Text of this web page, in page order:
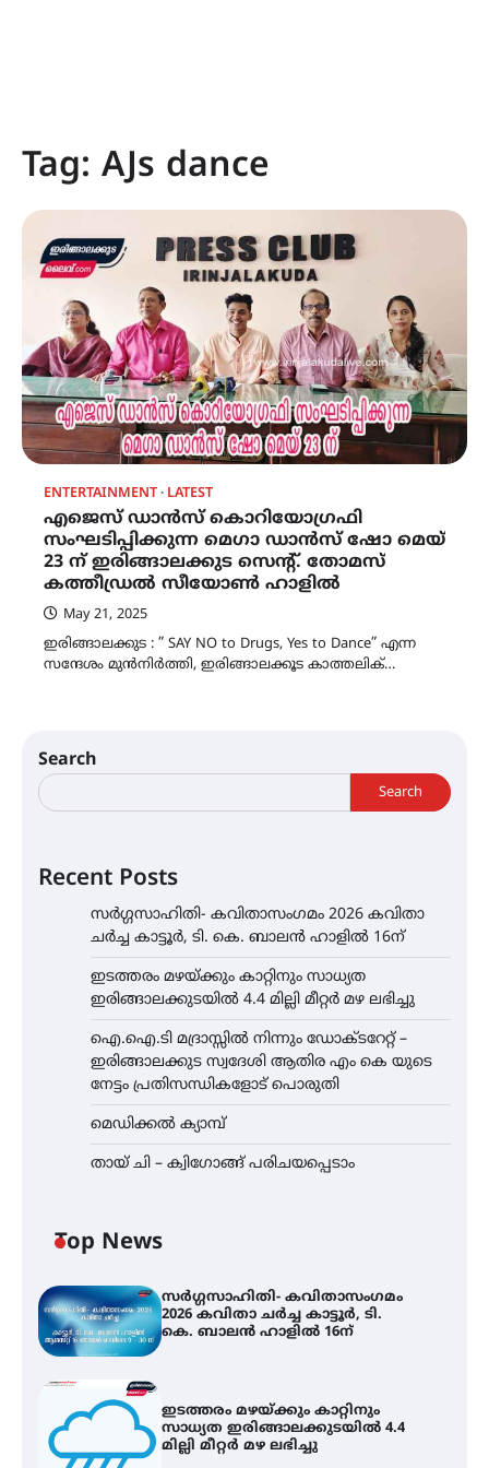
Tag: AJs dance
ENTERTAINMENT LATEST
എജെസ് ഡാൻസ് കൊറിയോഗ്രഫി
സംഘടിപ്പിക്കുന്ന മെഗാ ഡാൻസ് ഷോ മെയ്
23 ന് ഇരിങ്ങാലക്കുട സെന്റ്. തോമസ്
കത്തീഡ്രൽ സീയോൺ ഹാളിൽ
May 21, 2025
ഇരിങ്ങാലക്കുട : ” SAY NO to Drugs, Yes to Dance” എന്ന
സന്ദേശം മുൻനിർത്തി, ഇരിങ്ങാലക്കൂട കാത്തലിക്…
Search
Search
Recent Posts
സർഗ്ഗസാഹിതി- കവിതാസംഗമം 2026 കവിതാ
ചർച്ച കാട്ടൂർ, ടി. കെ. ബാലൻ ഹാളിൽ 16ന്
ഇടത്തരം മഴയ്ക്കും കാറ്റിനും സാധ്യത
ഇരിങ്ങാലക്കുടയിൽ 4.4 മില്ലി മീറ്റർ മഴ ലഭിച്ചു
ഐ.ഐ.ടി മദ്രാസ്സിൽ നിന്നും ഡോക്ടറേറ്റ് –
ഇരിങ്ങാലക്കുട സ്വദേശി ആതിര എം കെ യുടെ
നേട്ടം പ്രതിസന്ധികളോട് പൊരുതി
മെഡിക്കൽ ക്യാമ്പ്
തായ് ചി – ക്വിഗോങ്ങ് പരിചയപ്പെടാം
Top News
സർഗ്ഗസാഹിതി- കവിതാസംഗമം
2026 കവിതാ ചർച്ച കാട്ടൂർ, ടി.
കെ. ബാലൻ ഹാളിൽ 16ന്
ഇടത്തരം മഴയ്ക്കും കാറ്റിനും
സാധ്യത ഇരിങ്ങാലക്കുടയിൽ 4.4
മില്ലി മീറ്റർ മഴ ലഭിച്ചു